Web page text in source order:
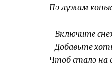
По лужам
Включите
Добавьте
Чтоб стало на